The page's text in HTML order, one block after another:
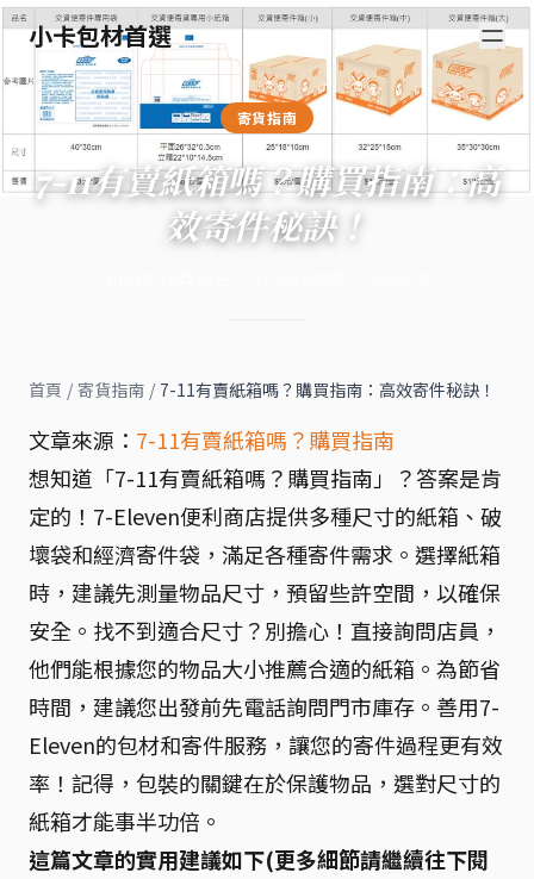
小卡包材首選
寄貨指南
7-11有賣紙箱嗎？購買指南：高
效寄件秘訣！
首頁 / 寄貨指南 / 7-11有賣紙箱嗎？購買指南：高效寄件秘訣！
文章來源： 7-11有賣紙箱嗎？購買指南
想知道「7-11有賣紙箱嗎？購買指南」？答案是肯
定的！7-Eleven便利商店提供多種尺寸的紙箱、破
壞袋和經濟寄件袋，滿足各種寄件需求。選擇紙箱
時，建議先測量物品尺寸，預留些許空間，以確保
安全。找不到適合尺寸？別擔心！直接詢問店員，
他們能根據您的物品大小推薦合適的紙箱。為節省
時間，建議您出發前先電話詢問門市庫存。善用7-
Eleven的包材和寄件服務，讓您的寄件過程更有效
率！記得，包裝的關鍵在於保護物品，選對尺寸的
紙箱才能事半功倍。
這篇文章的實用建議如下(更多細節請繼續往下閱